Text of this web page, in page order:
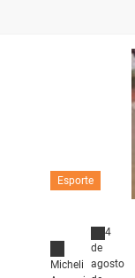
Esporte
Micheli
4
de
agosto